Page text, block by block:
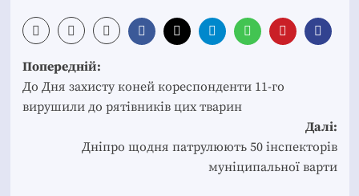
Post
navigation
Попередній:
До Дня захисту коней кореспонденти 11-го
вирушили до рятівників цих тварин
Далі:
Дніпро щодня патрулюють 50 інспекторів
муніципальної варти